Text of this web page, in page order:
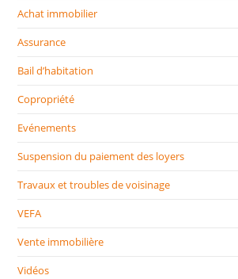
Achat immobilier
Assurance
Bail d’habitation
Copropriété
Evénements
Suspension du paiement des loyers
Travaux et troubles de voisinage
VEFA
Vente immobilière
Vidéos